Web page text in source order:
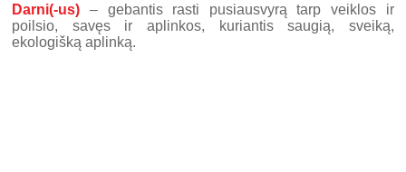
Darni(-us) – gebantis rasti pusiausvyrą tarp veiklos ir
poilsio, savęs ir aplinkos, kuriantis saugią, sveiką,
ekologišką aplinką.